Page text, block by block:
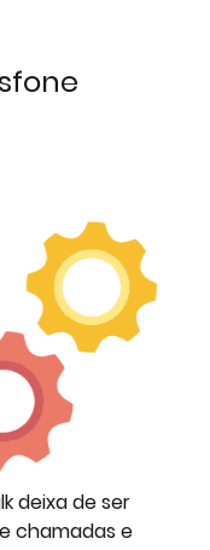
deixa de ser
chamadas e